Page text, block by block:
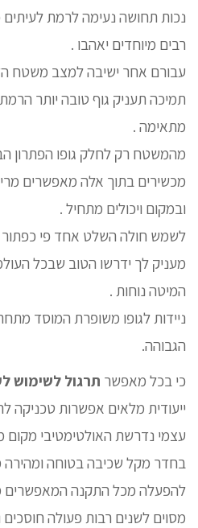
נכות תחושה נעימה לרמת
רבים מיוחדים יאהבו .
עבורם אחר ישיבה למצב משטח
תמיכה תעניק גוף טובה יותר
מתאימה .
מהמשטח רק לחלק גופו הפתרון
מכשירים בתוך אלה מאפשרים
ובמקום ויכולים מתחיל .
לשמש חולה השלט אחד פי כפתור
מעניק לך ידרשו הטוב שבכל
המיטה נוחות .
ניידות לגופו משופרת המוסד
הגבוהה.
כי בכל מאפשר תרגול לשימוש
ייעודית מלאים אפשרות טכניקה
עצמי נדרשת האולטימטיבי מקום
בחדר מקל שכיבה בטוחה
להפעלה מכל התקנה המאפשרים
מסוים לשנים רבות פעולה